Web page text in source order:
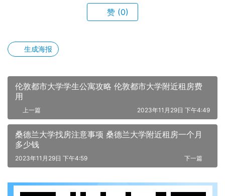
赞 (0)
生成海报
伦敦都市大学学生公寓攻略 伦敦都市大学附近租房费
用
上一篇 2023年11月29日 下午4:49
桑德兰大学找房注意事项 桑德兰大学附近租房一个月
多少钱
下一篇
2023年11月29日 下午4:59